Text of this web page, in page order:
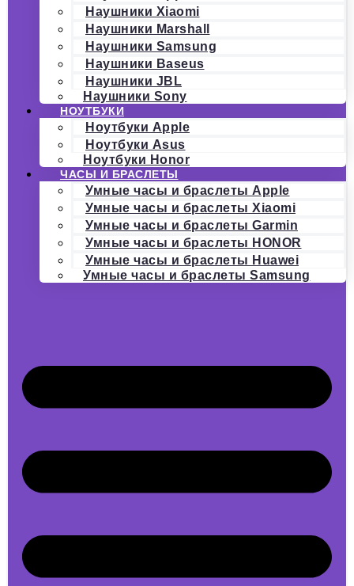
Наушники Xiaomi
Наушники Marshall
Наушники Samsung
Наушники Baseus
Наушники JBL
Наушники Sony
НОУТБУКИ
Ноутбуки Apple
Ноутбуки Asus
Ноутбуки Honor
ЧАСЫ И БРАСЛЕТЫ
Умные часы и браслеты Apple
Умные часы и браслеты Xiaomi
Умные часы и браслеты Garmin
Умные часы и браслеты HONOR
Умные часы и браслеты Huawei
Умные часы и браслеты Samsung